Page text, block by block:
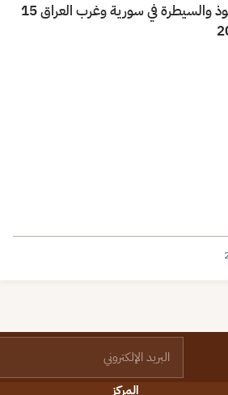
خريطة النفوذ والسيطرة في سورية وغرب العراق 15
المركز